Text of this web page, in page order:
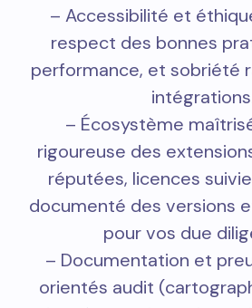
– Accessibilité et
respect des bonnes
performance, et sobriété
– Écosystème
rigoureuse des
réputées, licences
documenté des versions
pour vos due
– Documentation et
orientés audit